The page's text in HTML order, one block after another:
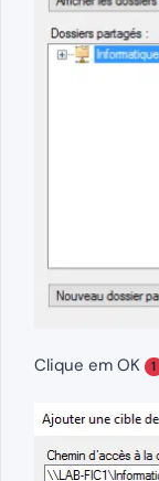
Clique em OK 1